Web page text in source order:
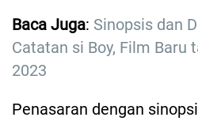
Baca Juga: Sinopsis dan
Catatan si Boy, Film Baru
2023
Penasaran dengan